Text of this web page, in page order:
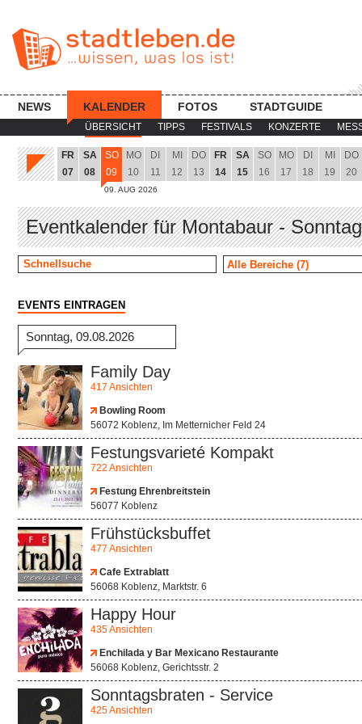
ÜBERSICHT TIPPS FESTIVALS KONZERTE
NEWS KALENDER FOTOS STADTGUIDE
FR
07
SA
08
SO
09
09. AUG 2026
MO
10
DI
11
MI
12
DO
13
FR
14
SA
15
SO
16
MO
17
DI
18
MI
19
DO
20
Eventkalender für Montabaur -
EVENTS EINTRAGEN
Sonntag, 09.08.2026
Family Day
417 Ansichten
Bowling Room
56072 Koblenz, Im Metternicher Feld 24
Festungsvarieté Kompakt
722 Ansichten
Festung Ehrenbreitstein
56077 Koblenz
Frühstücksbuffet
477 Ansichten
Cafe Extrablatt
56068 Koblenz, Marktstr. 6
Happy Hour
435 Ansichten
Enchilada y Bar Mexicano Restaurante
56068 Koblenz, Gerichtsstr. 2
Sonntagsbraten - Service
425 Ansichten